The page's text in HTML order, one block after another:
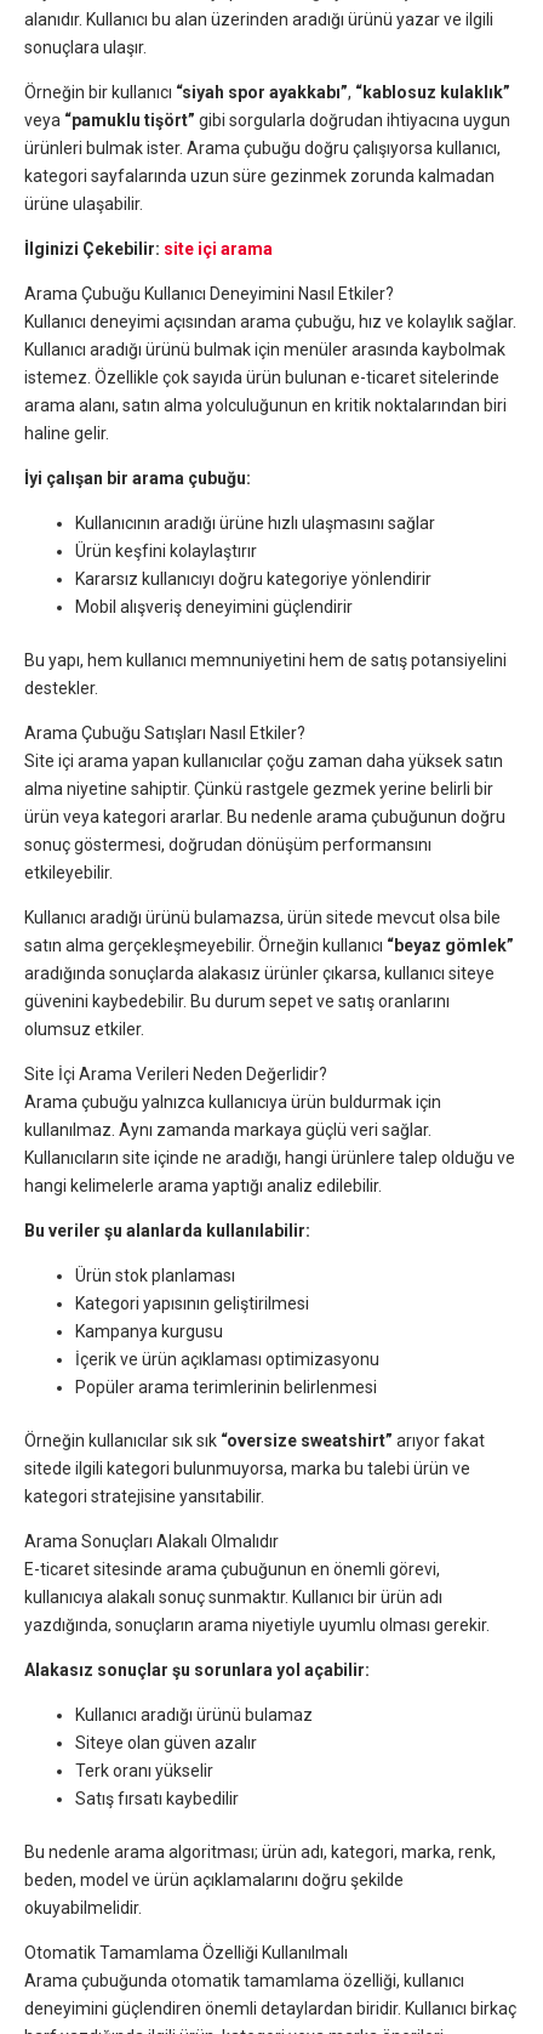
alanıdır. Kullanıcı bu alan üzerinden aradığı ürünü yazar ve ilgili
sonuçlara ulaşır.
Örneğin bir kullanıcı “siyah spor ayakkabı”, “kablosuz kulaklık”
veya “pamuklu tişört” gibi sorgularla doğrudan ihtiyacına uygun
ürünleri bulmak ister. Arama çubuğu doğru çalışıyorsa kullanıcı,
kategori sayfalarında uzun süre gezinmek zorunda kalmadan
ürüne ulaşabilir.
İlginizi Çekebilir: site içi arama
Arama Çubuğu Kullanıcı Deneyimini Nasıl Etkiler?
Kullanıcı deneyimi açısından arama çubuğu, hız ve kolaylık sağlar.
Kullanıcı aradığı ürünü bulmak için menüler arasında kaybolmak
istemez. Özellikle çok sayıda ürün bulunan e-ticaret sitelerinde
arama alanı, satın alma yolculuğunun en kritik noktalarından biri
haline gelir.
İyi çalışan bir arama çubuğu:
Kullanıcının aradığı ürüne hızlı ulaşmasını sağlar
Ürün keşfini kolaylaştırır
Kararsız kullanıcıyı doğru kategoriye yönlendirir
Mobil alışveriş deneyimini güçlendirir
Bu yapı, hem kullanıcı memnuniyetini hem de satış potansiyelini
destekler.
Arama Çubuğu Satışları Nasıl Etkiler?
Site içi arama yapan kullanıcılar çoğu zaman daha yüksek satın
alma niyetine sahiptir. Çünkü rastgele gezmek yerine belirli bir
ürün veya kategori ararlar. Bu nedenle arama çubuğunun doğru
sonuç göstermesi, doğrudan dönüşüm performansını
etkileyebilir.
Kullanıcı aradığı ürünü bulamazsa, ürün sitede mevcut olsa bile
satın alma gerçekleşmeyebilir. Örneğin kullanıcı “beyaz gömlek”
aradığında sonuçlarda alakasız ürünler çıkarsa, kullanıcı siteye
güvenini kaybedebilir. Bu durum sepet ve satış oranlarını
olumsuz etkiler.
Site İçi Arama Verileri Neden Değerlidir?
Arama çubuğu yalnızca kullanıcıya ürün buldurmak için
kullanılmaz. Aynı zamanda markaya güçlü veri sağlar.
Kullanıcıların site içinde ne aradığı, hangi ürünlere talep olduğu ve
hangi kelimelerle arama yaptığı analiz edilebilir.
Bu veriler şu alanlarda kullanılabilir:
Ürün stok planlaması
Kategori yapısının geliştirilmesi
Kampanya kurgusu
İçerik ve ürün açıklaması optimizasyonu
Popüler arama terimlerinin belirlenmesi
Örneğin kullanıcılar sık sık “oversize sweatshirt” arıyor fakat
sitede ilgili kategori bulunmuyorsa, marka bu talebi ürün ve
kategori stratejisine yansıtabilir.
Arama Sonuçları Alakalı Olmalıdır
E-ticaret sitesinde arama çubuğunun en önemli görevi,
kullanıcıya alakalı sonuç sunmaktır. Kullanıcı bir ürün adı
yazdığında, sonuçların arama niyetiyle uyumlu olması gerekir.
Alakasız sonuçlar şu sorunlara yol açabilir:
Kullanıcı aradığı ürünü bulamaz
Siteye olan güven azalır
Terk oranı yükselir
Satış fırsatı kaybedilir
Bu nedenle arama algoritması; ürün adı, kategori, marka, renk,
beden, model ve ürün açıklamalarını doğru şekilde
okuyabilmelidir.
Otomatik Tamamlama Özelliği Kullanılmalı
Arama çubuğunda otomatik tamamlama özelliği, kullanıcı
deneyimini güçlendiren önemli detaylardan biridir. Kullanıcı birkaç